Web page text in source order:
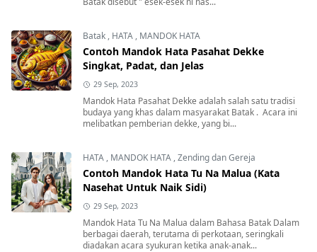
Batak , HATA , MANDOK HATA
Contoh Mandok Hata Pasahat Dekke
Singkat, Padat, dan Jelas
29 Sep, 2023
Mandok Hata Pasahat Dekke adalah salah satu tradisi
budaya yang khas dalam masyarakat Batak . Acara ini
melibatkan pemberian dekke, yang bi...
HATA , MANDOK HATA ,Zending dan Gereja
Contoh Mandok Hata Tu Na Malua (Kata
Nasehat Untuk Naik Sidi)
29 Sep, 2023
Mandok Hata Tu Na Malua dalam Bahasa Batak Dalam
berbagai daerah, terutama di perkotaan, seringkali
diadakan acara syukuran ketika anak-anak...